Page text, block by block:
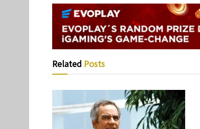
Related Posts